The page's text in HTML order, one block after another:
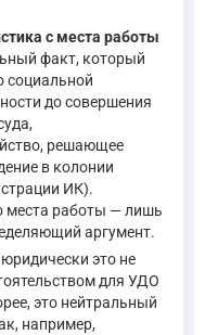
с места работы
факт, который
социальной
до совершения
решающее
в колонии
ИК).
места работы — лишь
аргумент.
это не
для УДО
это нейтральный
например,